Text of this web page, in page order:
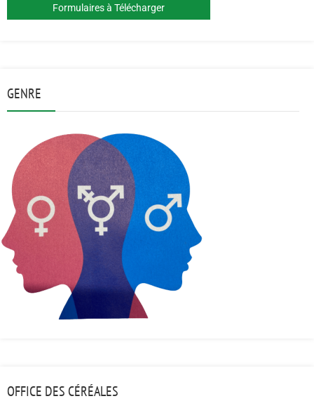
Formulaires à Télécharger
GENRE
OFFICE DES CÉRÉALES